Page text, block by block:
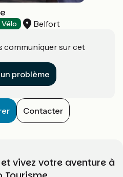
Vélo Belfort
communiquer sur cet
un problème
Contacter
et vivez votre aventure à